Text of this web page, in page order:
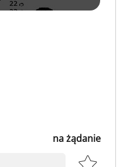
na żądanie